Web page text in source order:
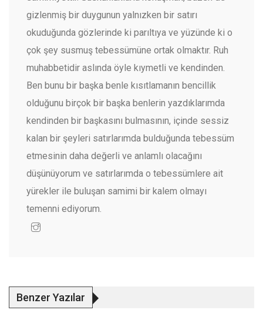
gizlenmiş bir duygunun yalnızken bir satırı
okuduğunda gözlerinde ki parıltıya ve yüzünde ki o
çok şey susmuş tebessümüne ortak olmaktır. Ruh
muhabbetidir aslında öyle kıymetli ve kendinden.
Ben bunu bir başka benle kısıtlamanın bencillik
olduğunu birçok bir başka benlerin yazdıklarımda
kendinden bir başkasını bulmasının, içinde sessiz
kalan bir şeyleri satırlarımda bulduğunda tebessüm
etmesinin daha değerli ve anlamlı olacağını
düşünüyorum ve satırlarımda o tebessümlere ait
yürekler ile buluşan samimi bir kalem olmayı
temenni ediyorum.
Benzer Yazılar